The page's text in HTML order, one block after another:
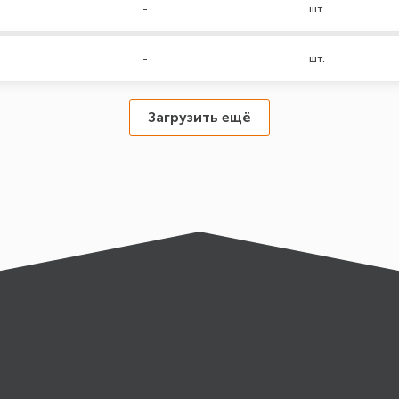
- шт.
- шт.
Загрузить ещё